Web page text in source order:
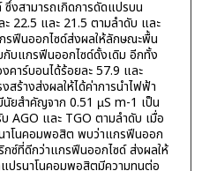
งสามารถเกิดการดัดแปรบน
22.5 และ 21.5 ตามลำดับ และ
รฟีนออกไซด์ส่งผลให้ลักษณะพื้น
กับแกรฟีนออกไซด์ดั้งเดิม อีกทั้ง
คาร์บอนได้ร้อยละ 57.9 และ
ร้างส่งผลให้ได้ค่าการนำไฟฟ้า
ยสำคัญจาก 0.51 µS m-1 เป็น
AGO และ TGO ตามลำดับ เมื่อ
โนคอมพอสิต พบว่าแกรฟีนออก
กซ์ที่ดีกว่าแกรฟีนออกไซด์ ส่งผลให้
ปรนาโนคอมพอสิตมีความทนต่อ